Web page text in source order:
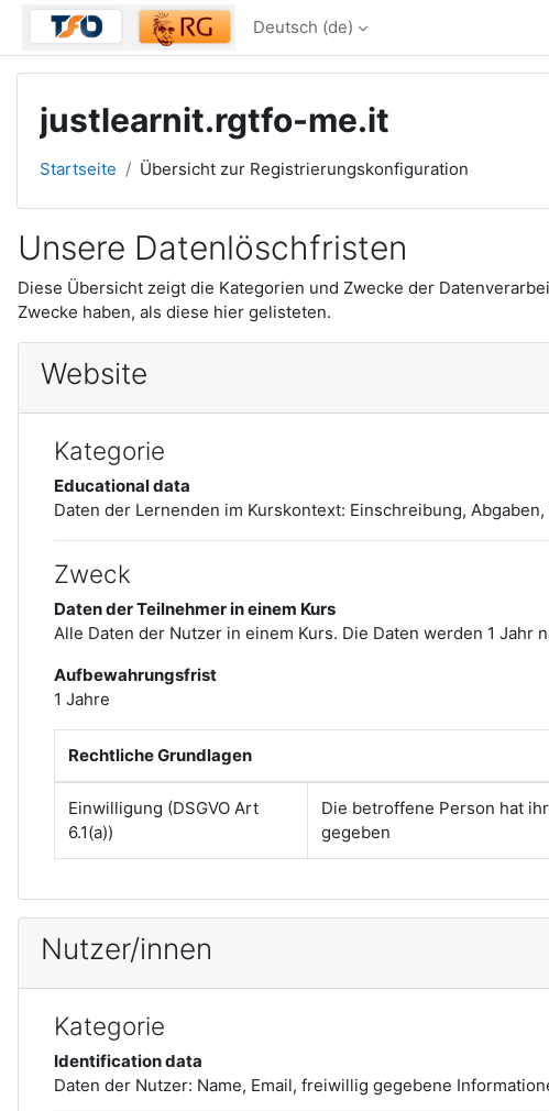
Zum Hauptinhalt
Deutsch ‎(de)‎
justlearnit.rgtfo-me.it
Startseite Übersicht zur Registrierungskonfiguration
Unsere Datenlöschfristen
Diese Übersicht zeigt die Kategorien und Zwecke der
Zwecke haben, als diese hier gelisteten.
Website
Kategorie
Educational data
Daten der Lernenden im Kurskontext: Einschreibung,
Zweck
Daten der Teilnehmer in einem Kurs
Alle Daten der Nutzer in einem Kurs. Die Daten werden 1 Jahr
Aufbewahrungsfrist
1 Jahre
Rechtliche Grundlagen
Einwilligung (DSGVO Art
6.1(a))
Die betroffene Person hat
gegeben
Nutzer/innen
Kategorie
Identification data
Daten der Nutzer: Name, Email, freiwillig gegebene